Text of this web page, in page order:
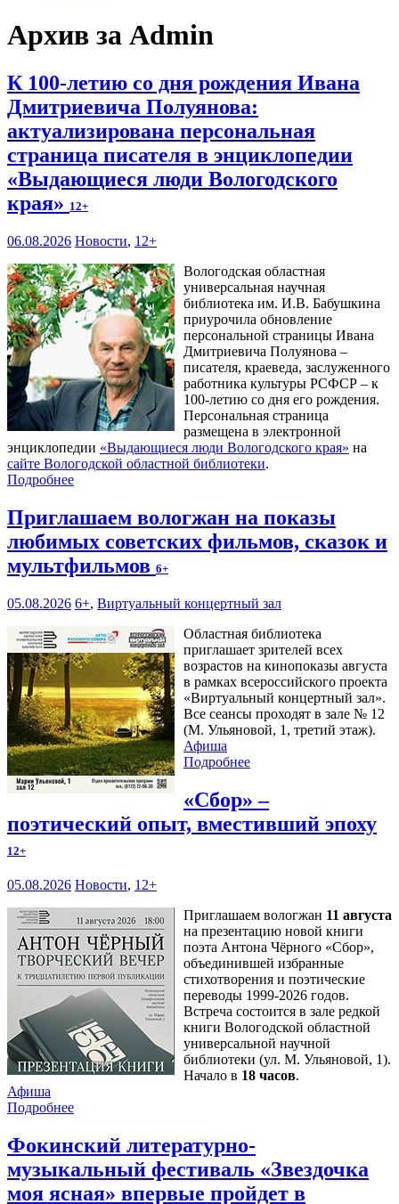
Архив за Admin
К 100-летию со дня рождения Ивана
Дмитриевича Полуянова:
актуализирована персональная
страница писателя в энциклопедии
«Выдающиеся люди Вологодского
края» 12+
06.08.2026 Новости, 12+
Вологодская областная
универсальная научная
библиотека им. И.В. Бабушкина
приурочила обновление
персональной страницы Ивана
Дмитриевича Полуянова –
писателя, краеведа, заслуженного
работника культуры РСФСР – к
100‑летию со дня его рождения.
Персональная страница
размещена в электронной
энциклопедии «Выдающиеся люди Вологодского края» на
сайте Вологодской областной библиотеки.
Подробнее
Приглашаем вологжан на показы
любимых советских фильмов, сказок и
мультфильмов 6+
05.08.2026 6+, Виртуальный концертный зал
Областная библиотека
приглашает зрителей всех
возрастов на кинопоказы августа
в рамках всероссийского проекта
«Виртуальный концертный зал».
Все сеансы проходят в зале № 12
(М. Ульяновой, 1, третий этаж).
Афиша
Подробнее
«Сбор» –
поэтический опыт, вместивший эпоху
12+
05.08.2026 Новости, 12+
Приглашаем вологжан 11 августа
на презентацию новой книги
поэта Антона Чёрного «Сбор»,
объединившей избранные
стихотворения и поэтические
переводы 1999-2026 годов.
Встреча состоится в зале редкой
книги Вологодской областной
универсальной научной
библиотеки (ул. М. Ульяновой, 1).
Начало в 18 часов.
Афиша
Подробнее
Фокинский литературно-
музыкальный фестиваль «Звездочка
моя ясная» впервые пройдет в